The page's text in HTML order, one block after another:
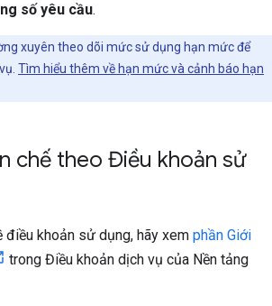
số yêu cầu.
xuyên theo dõi mức sử dụng hạn mức để
Tìm hiểu thêm về hạn mức và cảnh báo hạn
chế theo Điều khoản sử
khoản sử dụng, hãy xem phần Giới
trong Điều khoản dịch vụ của Nền tảng